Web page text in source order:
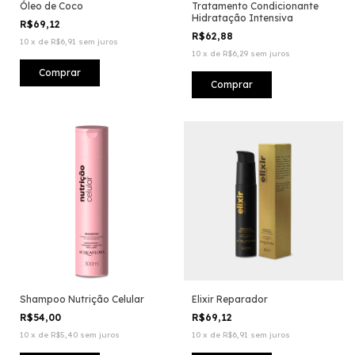
Óleo de Coco
R$69,12
10 x de R$6,91 sem juros
Tratamento Condicionante
Hidratação Intensiva
R$62,88
10 x de R$6,29 sem juros
Shampoo Nutrição Celular
R$54,00
10 x de R$5,40 sem juros
Elixir Reparador
R$69,12
10 x de R$6,91 sem juros